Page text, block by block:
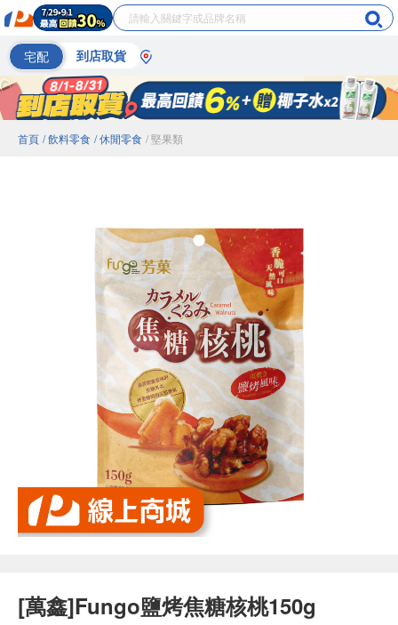
宅配 到店取貨
首頁 / 飲料零食 / 休閒零食 / 堅果類
[萬鑫]Fungo鹽烤焦糖核桃150g